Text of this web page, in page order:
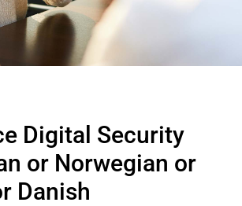
Digital Security
or Norwegian or
Danish